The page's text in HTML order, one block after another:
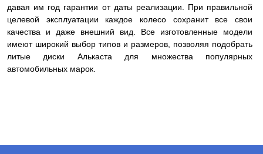
давая им год гарантии от даты реализации. При правильной
целевой эксплуатации каждое колесо сохранит все свои
качества и даже внешний вид. Все изготовленные модели
имеют широкий выбор типов и размеров, позволяя подобрать
литые диски Алькаста для множества популярных
автомобильных марок.